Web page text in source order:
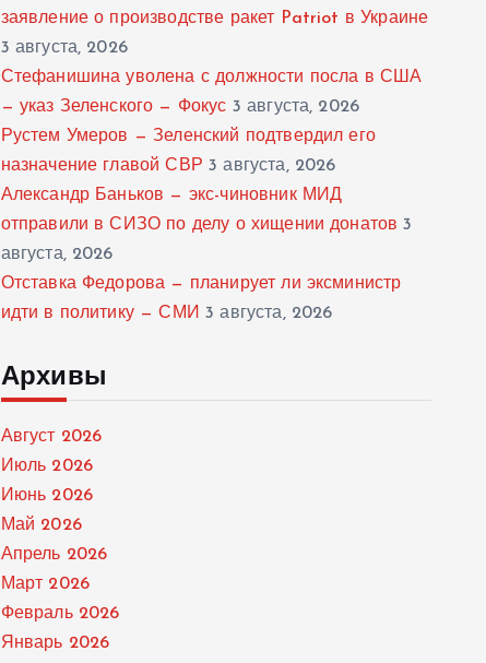
заявление о производстве ракет Patriot в Украине
3 августа, 2026
Стефанишина уволена с должности посла в США
— указ Зеленского — Фокус 3 августа, 2026
Рустем Умеров — Зеленский подтвердил его
назначение главой СВР 3 августа, 2026
Александр Баньков — экс-чиновник МИД
отправили в СИЗО по делу о хищении донатов 3
августа, 2026
Отставка Федорова — планирует ли эксминистр
идти в политику — СМИ 3 августа, 2026
Архивы
Август 2026
Июль 2026
Июнь 2026
Май 2026
Апрель 2026
Март 2026
Февраль 2026
Январь 2026